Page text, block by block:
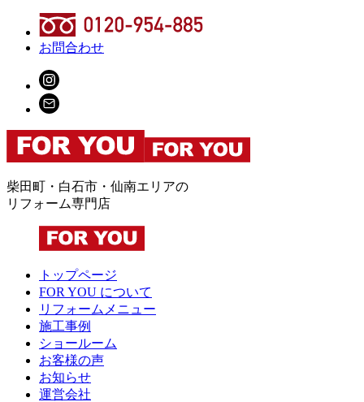
お問合わせ
柴田町・白石市・仙南エリアの
リフォーム専門店
トップページ
FOR YOU について
リフォームメニュー
施工事例
ショールーム
お客様の声
お知らせ
運営会社